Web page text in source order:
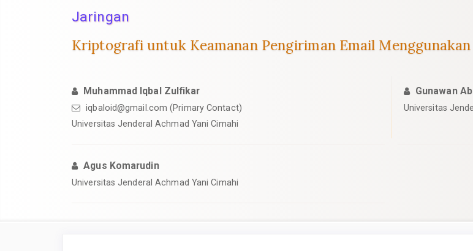
Jaringan
Kriptografi untuk Keamanan Pengiriman Email
Muhammad Iqbal Zulfikar
iqbaloid@gmail.com (Primary Contact)
Universitas Jenderal Achmad Yani Cimahi
Gunawan
Universitas
Agus Komarudin
Universitas Jenderal Achmad Yani Cimahi